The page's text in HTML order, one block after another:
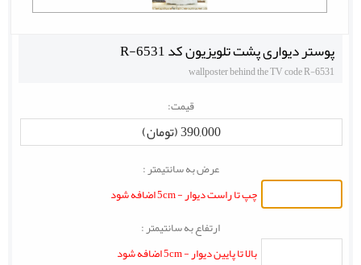
پوستر دیواری پشت تلویزیون کد R-6531
wallposter behind the TV code R-6531
قیمت:
390,000 (تومان)
عرض به سانتیمتر :
چپ تا راست دیوار - 5cm اضافه شود
ارتفاع به سانتیمتر :
بالا تا پایین دیوار - 5cm اضافه شود